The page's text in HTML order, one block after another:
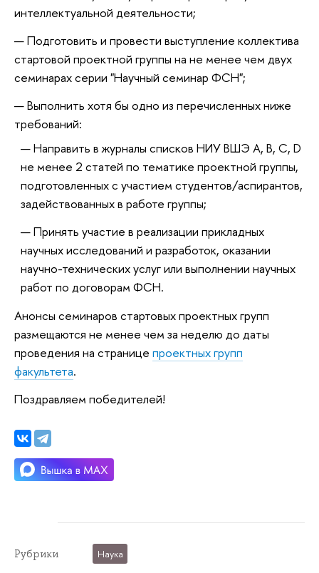
интеллектуальной деятельности;
Подготовить и провести выступление коллектива
стартовой проектной группы на не менее чем двух
семинарах серии "Научный семинар ФСН";
Выполнить хотя бы одно из перечисленных ниже
требований:
Направить в журналы списков НИУ ВШЭ A, B, C, D
не менее 2 статей по тематике проектной группы,
подготовленных с участием студентов/аспирантов,
задействованных в работе группы;
Принять участие в реализации прикладных
научных исследований и разработок, оказании
научно-технических услуг или выполнении научных
работ по договорам ФСН.
Анонсы семинаров стартовых проектных групп
размещаются не менее чем за неделю до даты
проведения на странице проектных групп
факультета.
Поздравляем победителей!
Рубрики Наука